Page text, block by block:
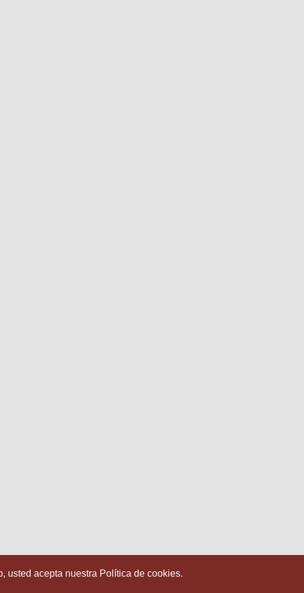
usted acepta nuestra Política de cookies.